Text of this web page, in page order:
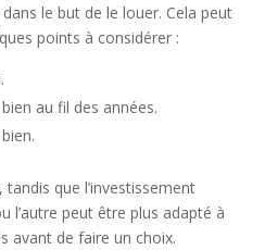
le but de le louer. Cela peut
points à considérer :
au fil des années.
que l’investissement
l’autre peut être plus adapté à
avant de faire un choix.